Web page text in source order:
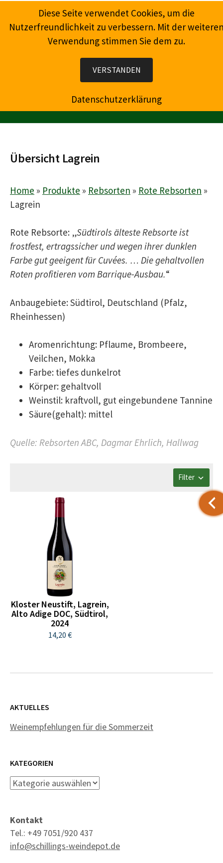
Inhalt
Wein, Champagner, Prosecco, Feinkost, Präsente
Übersicht Lagrein
Home » Produkte » Rebsorten » Rote Rebsorten »
Lagrein
Rote Rebsorte: „Südtirols älteste Rebsorte ist
frostfest, ertragssicher und wegen ihrer dunklen
Farbe gut geeigent für Cuvées. … Die gehaltvollen
Roten profitieren vom Barrique-Ausbau.“
Anbaugebiete: Südtirol, Deutschland (Pfalz,
Rheinhessen)
Aromenrichtung: Pflaume, Brombeere,
Veilchen, Mokka
Farbe: tiefes dunkelrot
Körper: gehaltvoll
Weinstil: kraftvoll, gut eingebundene Tannine
Säure(gehalt): mittel
Quelle: Rebsorten ABC, Dagmar Ehrlich, Hallwag
Filter
Kloster Neustift, Lagrein,
Alto Adige DOC, Südtirol,
2024
14,20 €
AKTUELLES
Weinempfehlungen für die Sommerzeit
KATEGORIEN
Kategorien
Kontakt
Tel.: +49 7051/920 437
info@schillings-weindepot.de
Diese Seite verwendet Cookies, um die
Nutzerfreundlichkeit zu verbessern. Mit der
Verwendung stimmen Sie dem zu.
VERSTANDEN
Datenschutzerklärung